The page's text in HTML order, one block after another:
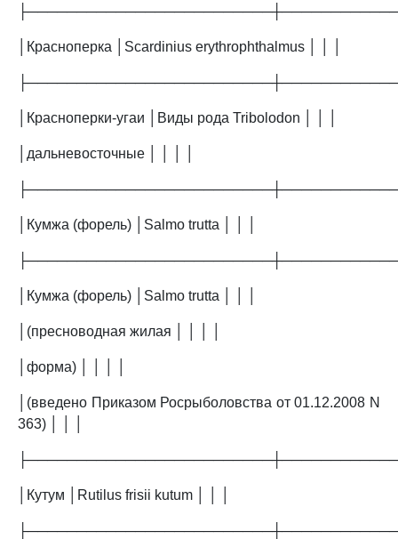
│Красноперка │Scardinius erythrophthalmus │ │ │
│Красноперки-угаи │Виды рода Tribolodon │ │ │
│дальневосточные │ │ │ │
│Кумжа (форель) │Salmo trutta │ │ │
│Кумжа (форель) │Salmo trutta │ │ │
│(пресноводная жилая │ │ │ │
│форма) │ │ │ │
│(введено Приказом Росрыболовства от 01.12.2008 N
363) │ │ │
│Кутум │Rutilus frisii kutum │ │ │